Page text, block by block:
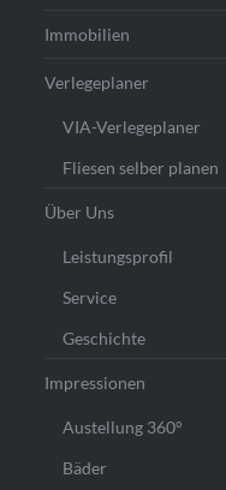
Immobilien
Verlegeplaner
VIA-Verlegeplaner
Fliesen selber planen
Über Uns
Leistungsprofil
Service
Geschichte
Impressionen
Austellung 360°
Bäder